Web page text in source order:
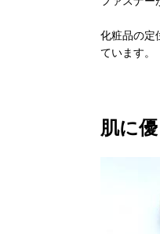
化粧品の定
ています。
肌に